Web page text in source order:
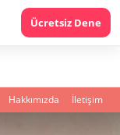
Hakkımızda
İletişim
Ücretsiz Dene